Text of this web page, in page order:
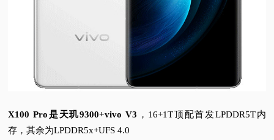
X100 Pro是天玑9300+vivo V3 ，16+1T顶配首发LPDDR5T内
存，其余为LPDDR5x+UFS 4.0